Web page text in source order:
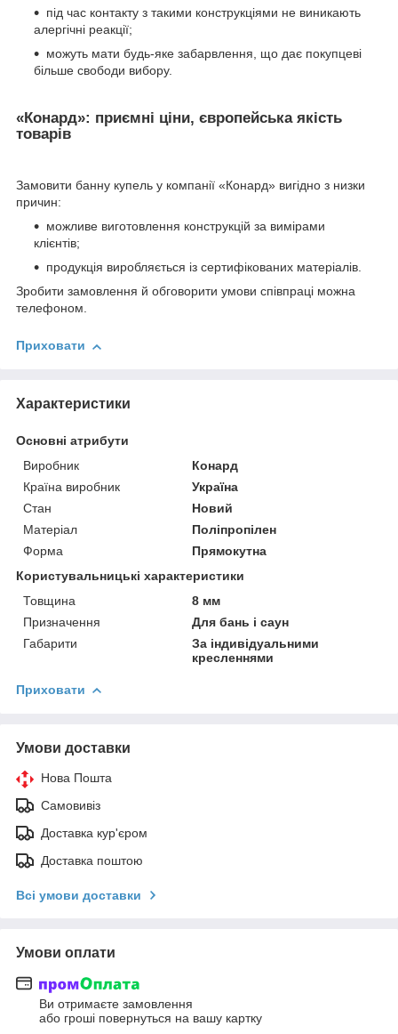
під час контакту з такими конструкціями не виникають
алергічні реакції;
можуть мати будь-яке забарвлення, що дає покупцеві
більше свободи вибору.
«Конард»: приємні ціни, європейська якість
товарів
Замовити банну купель у компанії «Конард» вигідно з низки
причин:
можливе виготовлення конструкцій за вимірами
клієнтів;
продукція виробляється із сертифікованих матеріалів.
Зробити замовлення й обговорити умови співпраці можна
телефоном.
Приховати
Характеристики
Основні атрибути
Виробник
Конард
Країна виробник
Україна
Стан
Новий
Матеріал
Поліпропілен
Форма
Прямокутна
Користувальницькі характеристики
Товщина
8 мм
Призначення
Для бань і саун
Габарити
За індивідуальними
кресленнями
Приховати
Умови доставки
Нова Пошта
Самовивіз
Доставка кур'єром
Доставка поштою
Всі умови доставки
Умови оплати
Ви отримаєте замовлення
або гроші повернуться на вашу картку